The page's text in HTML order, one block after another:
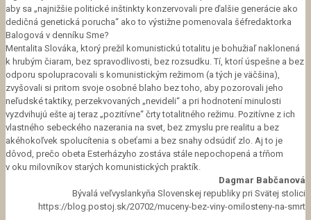
aby sa „najnižšie politické inštinkty konzervovali pre ďalšie generácie ako
dedičná genetická porucha“ ako to výstižne pomenovala šéfredaktorka
Balogová v denníku Sme?
Mentalita Slováka, ktorý prežil komunistickú totalitu je bohužiaľ naklonená
k hrubým čiaram, bez spravodlivosti, bez rozsudku. Tí, ktorí úspešne a bez
odporu spolupracovali s komunistickým režimom (a tých je väčšina),
zvyšovali si pritom svoje osobné blaho bez toho, aby pozorovali jeho
neľudské taktiky, perzekvovaných „nevideli“ a pri hodnotení minulosti
vyzdvihujú ešte aj teraz „pozitívne“ črty totalitného režimu. Pozitívne z ich
vlastného sebeckého nazerania na svet, bez zmyslu pre realitu a bez
akéhokoľvek spolucítenia s obeťami a bez snahy odsúdiť zlo. Aj to je
dôvod, prečo obeta Esterházyho zostáva stále nepochopená a tŕňom
v oku milovníkov starých komunistických praktík.
Dagmar Babčanová
Bývalá veľvyslankyňa Slovenskej republiky pri Svätej stolici
https://blog.postoj.sk/20702/muceny-bez-viny-omilosteny-na-smrt